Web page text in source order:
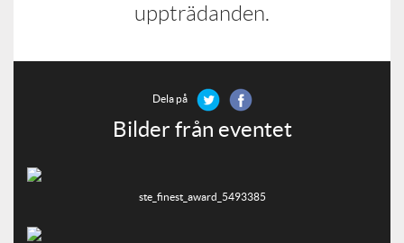
uppträdanden.
Dela på
Bilder från eventet
ste_finest_award_5493385